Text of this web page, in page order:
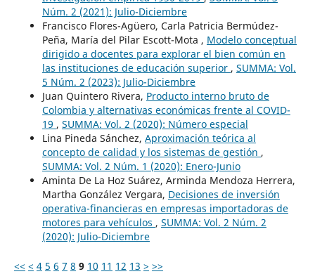
Núm. 2 (2021): Julio-Diciembre
Francisco Flores-Agüero, Carla Patricia Bermúdez-
Peña, María del Pilar Escott-Mota , Modelo conceptual
dirigido a docentes para explorar el bien común en
las instituciones de educación superior , SUMMA: Vol.
5 Núm. 2 (2023): Julio-Diciembre
Juan Quintero Rivera, Producto interno bruto de
Colombia y alternativas económicas frente al COVID-
19 , SUMMA: Vol. 2 (2020): Número especial
Lina Pineda Sánchez, Aproximación teórica al
concepto de calidad y los sistemas de gestión ,
SUMMA: Vol. 2 Núm. 1 (2020): Enero-Junio
Aminta De La Hoz Suárez, Arminda Mendoza Herrera,
Martha González Vergara, Decisiones de inversión
operativa-financieras en empresas importadoras de
motores para vehículos , SUMMA: Vol. 2 Núm. 2
(2020): Julio-Diciembre
<< < 4 5 6 7 8 9 10 11 12 13 > >>